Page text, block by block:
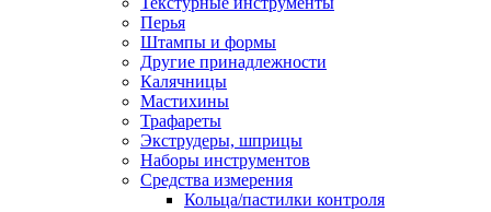
Перья
Штампы и формы
Другие принадлежности
Калячницы
Мастихины
Трафареты
Экструдеры, шприцы
Наборы инструментов
Средства измерения
Кольца/пастилки контроля